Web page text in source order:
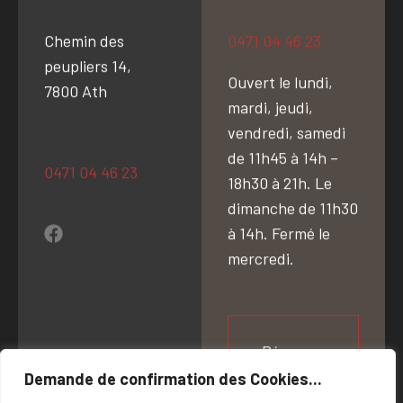
Demande de confirmation des Cookies...
Chemin des
peupliers 14,
7800 Ath
0471 04 46 23
0471 04 46 23
Ouvert le lundi,
mardi, jeudi,
vendredi, samedi
de 11h45 à 14h –
18h30 à 21h. Le
dimanche de 11h30
à 14h. Fermé le
mercredi.
Réserver